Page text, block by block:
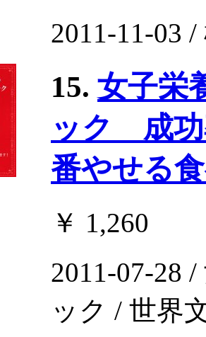
2011-11-03
15. 女子栄
ック 成功
番やせる
￥ 1,260
2011-07-28
ック / 世界